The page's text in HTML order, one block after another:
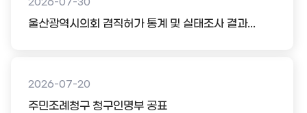
2026-07-30
울산광역시의회 겸직허가 통계 및 실태조사 결과...
2026-07-20
주민조례청구 청구인명부 공표